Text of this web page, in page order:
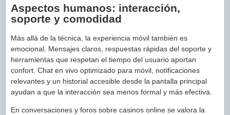
Aspectos humanos: interacción,
soporte y comodidad
Más allá de la técnica, la experiencia móvil también es
emocional. Mensajes claros, respuestas rápidas del soporte y
herramientas que respetan el tiempo del usuario aportan
confort. Chat en vivo optimizado para móvil, notificaciones
relevantes y un historial accesible desde la pantalla principal
ayudan a que la interacción sea menos formal y más efectiva.
En conversaciones y foros sobre casinos online se valora la